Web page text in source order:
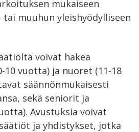
mukaiseen
muuhun yleishyödylliseen
voivat hakea
10 vuotta) ja nuoret (11-18
säännönmukaisesti
sekä seniorit ja
Avustuksia voivat
ja yhdistykset, jotka